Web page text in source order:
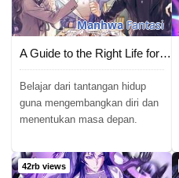
ManhwaFantasi
A Guide to the Right Life for Rankers
Belajar dari tantangan hidup
guna mengembangkan diri dan
menentukan masa depan.
42rb views